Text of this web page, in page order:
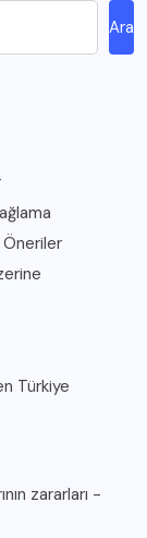
Ara
Öneriler
Türkiye
zararları -